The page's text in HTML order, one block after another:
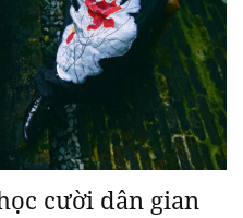
cười dân gian